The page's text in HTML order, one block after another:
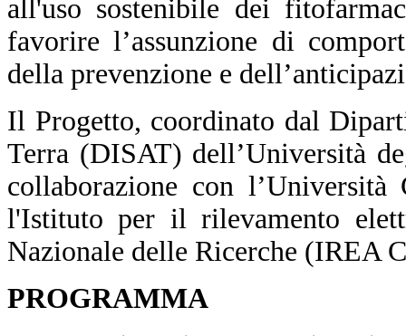
all'uso sostenibile dei
favorire l’assunzione di
della prevenzione e
Il Progetto, coordinato dal
Terra (DISAT) dell’Università
collaborazione con
l'Istituto per il rilevamento
Nazionale delle Ricerche (IREA
PROGRAMMA